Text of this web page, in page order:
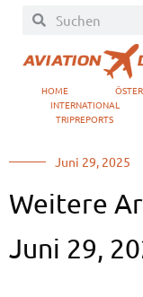
HOME
INTERNATIONAL
TRIPREPORTS
Juni 29, 2025
Weitere
Juni 29,